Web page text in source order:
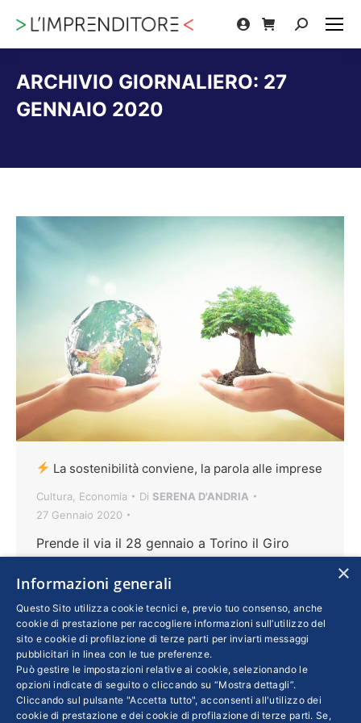
Cerca:
ARCHIVIO GIORNALIERO: 27
GENNAIO 2020
La sostenibilità conviene, la parola alle imprese
Cultura Economia Di SERENA D'ANDRIA
27 Gennaio 2020
Prende il via il 28 gennaio a Torino il Giro
esperienze innovative nel campo della
sostenibilità. Ogni tappa proporrà un focus su
un tema specifico, dando voce agli
imprenditori che hanno realizzato iniziative di
valore sociale o ambientale. Ne abbiamo
parlato con Rossella Sobrero, docente di
Comunicazione sociale all’Università di Milano
×
Informazioni generali
Questo Sito utilizza cookie tecnici e, previo tuo consenso, anche
cookie di prestazione per raccogliere informazioni sull’utilizzo del
sito e cookie di profilazione di terze parti per inviarti messaggi
pubblicitari in linea con le tue preferenze.
Può gestire le impostazioni relative ai cookie, selezionando le
opzioni indicate di seguito o cliccando su “Mostra dettagli”.
Cliccando sul pulsante "Accetta tutto", acconsenti all'utilizzo dei
cookie di prestazione e dei cookie di profilazione di terze parti. Se,